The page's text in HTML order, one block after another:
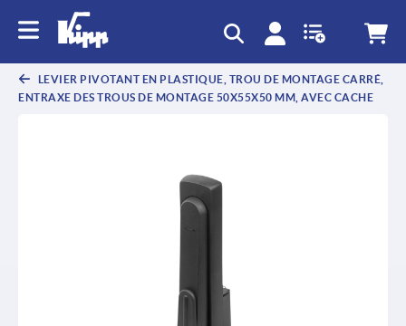
LEVIER PIVOTANT EN PLASTIQUE, TROU DE MONTAGE CARRÉ,
ENTRAXE DES TROUS DE MONTAGE 50X55X50 MM, AVEC CACHE